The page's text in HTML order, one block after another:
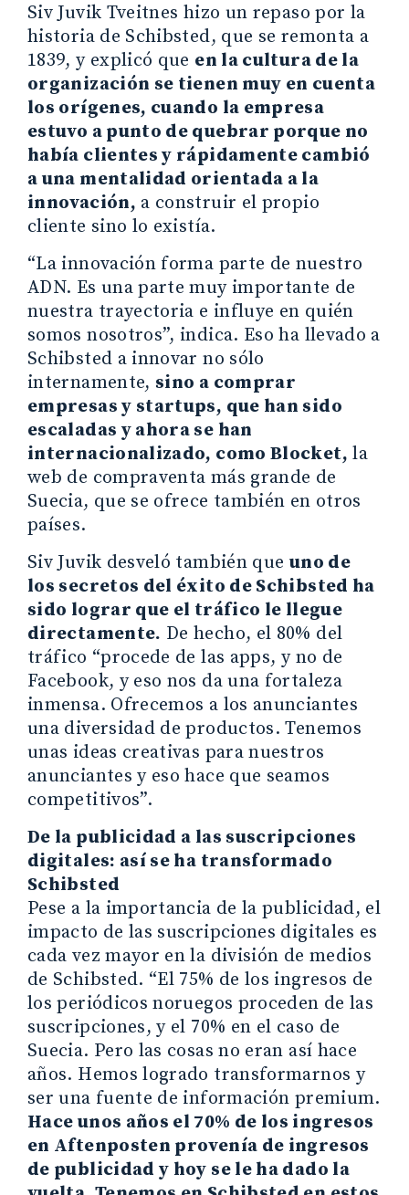
Siv Juvik Tveitnes hizo un repaso por la
historia de Schibsted, que se remonta a
1839, y explicó que en la cultura de la
organización se tienen muy en cuenta
los orígenes, cuando la empresa
estuvo a punto de quebrar porque no
había clientes y rápidamente cambió
a una mentalidad orientada a la
innovación, a construir el propio
cliente sino lo existía.
“La innovación forma parte de nuestro
ADN. Es una parte muy importante de
nuestra trayectoria e influye en quién
somos nosotros”, indica. Eso ha llevado a
Schibsted a innovar no sólo
internamente, sino a comprar
empresas y startups, que han sido
escaladas y ahora se han
internacionalizado, como Blocket, la
web de compraventa más grande de
Suecia, que se ofrece también en otros
países.
Siv Juvik desveló también que uno de
los secretos del éxito de Schibsted ha
sido lograr que el tráfico le llegue
directamente. De hecho, el 80% del
tráfico “procede de las apps, y no de
Facebook, y eso nos da una fortaleza
inmensa. Ofrecemos a los anunciantes
una diversidad de productos. Tenemos
unas ideas creativas para nuestros
anunciantes y eso hace que seamos
competitivos”.
De la publicidad a las suscripciones
digitales: así se ha transformado
Schibsted
Pese a la importancia de la publicidad, el
impacto de las suscripciones digitales es
cada vez mayor en la división de medios
de Schibsted. “El 75% de los ingresos de
los periódicos noruegos proceden de las
suscripciones, y el 70% en el caso de
Suecia. Pero las cosas no eran así hace
años. Hemos logrado transformarnos y
ser una fuente de información premium.
Hace unos años el 70% de los ingresos
en Aftenposten provenía de ingresos
de publicidad y hoy se le ha dado la